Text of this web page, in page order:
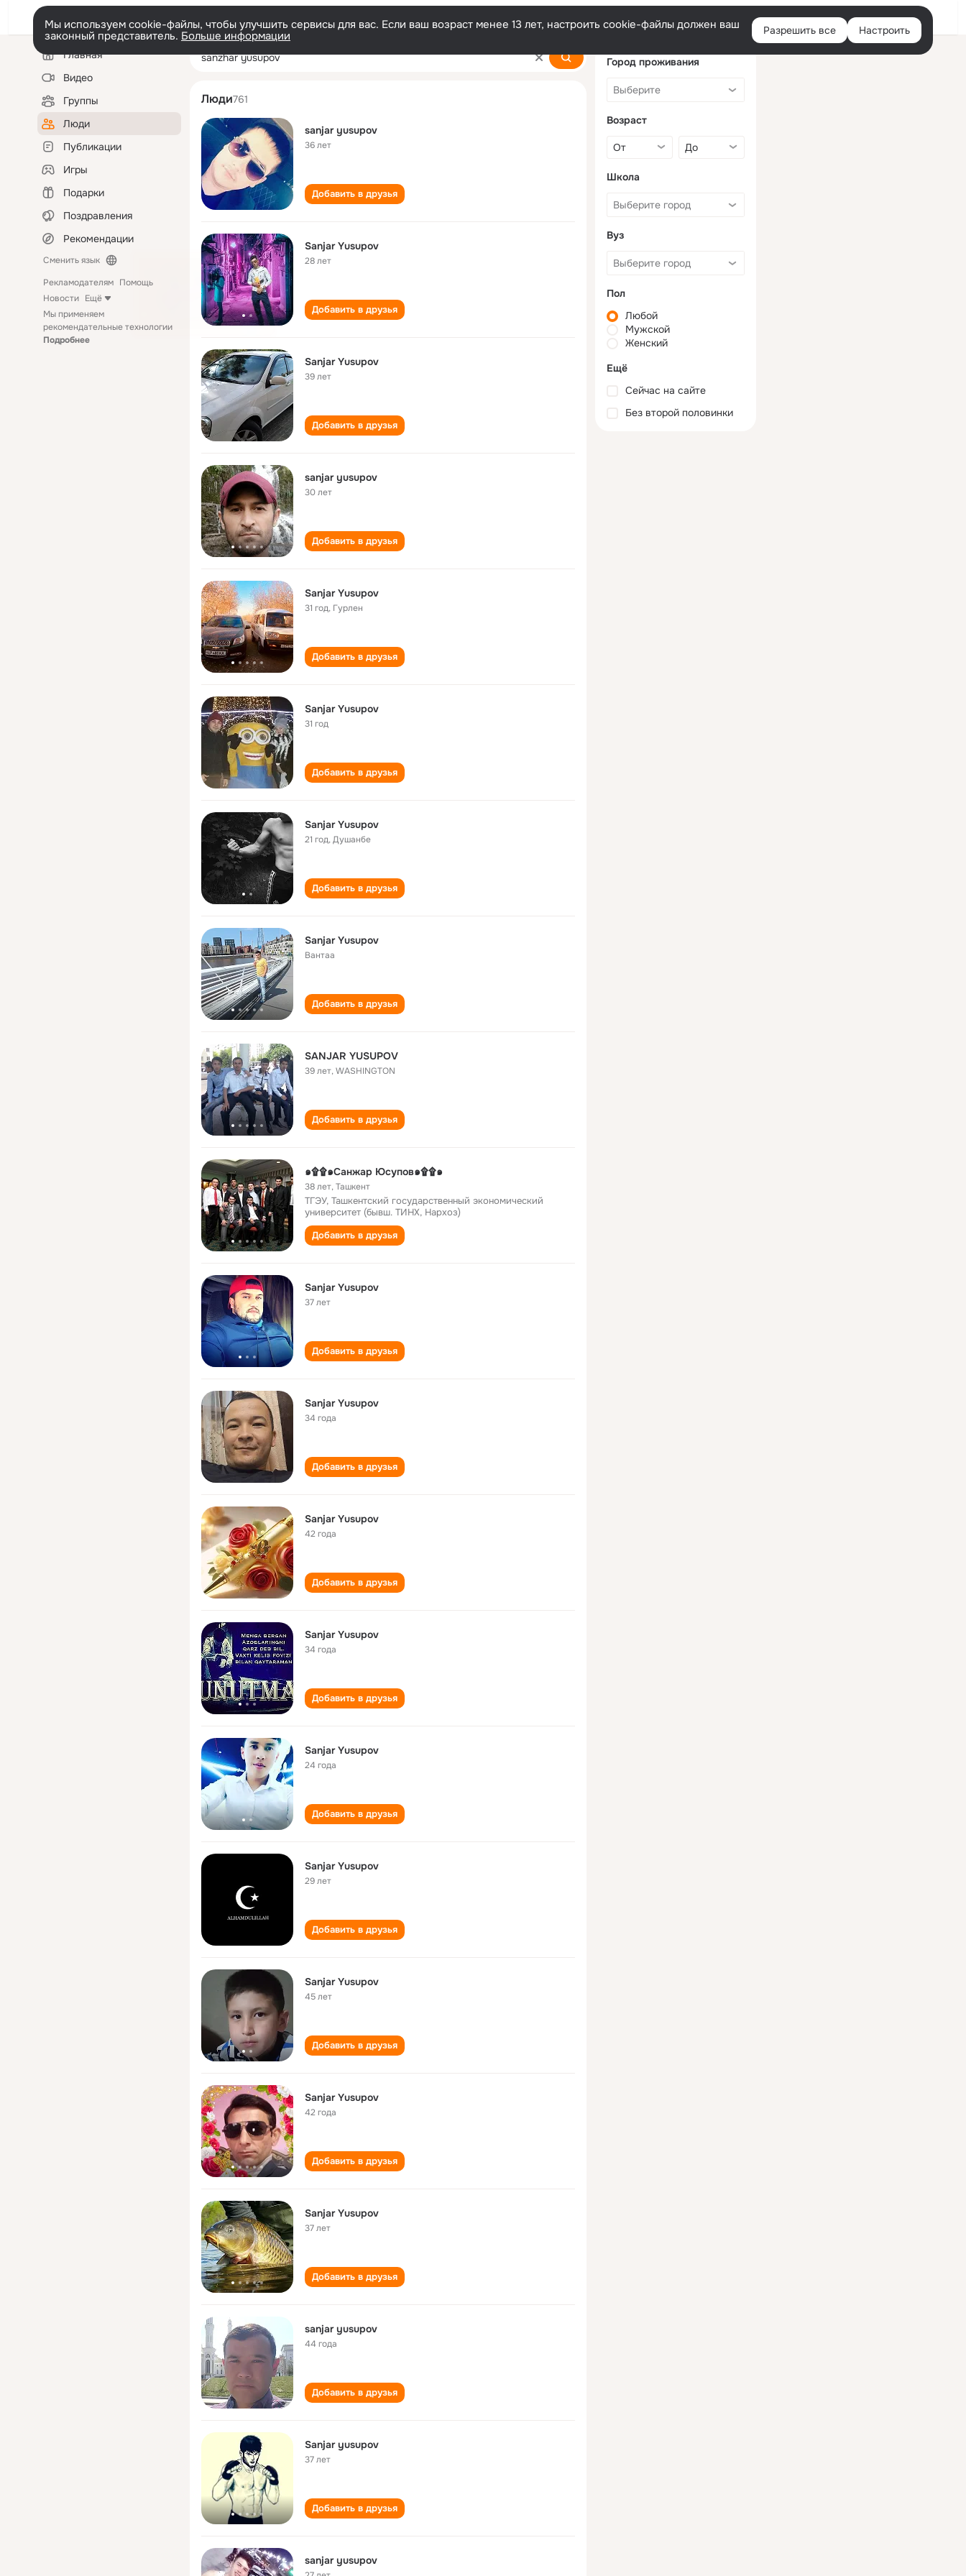
Войти
Мы используем cookie-файлы, чтобы улучшить сервисы для вас. Если ваш возраст менее 13 лет, настроить cookie-файлы должен ваш
законный представитель. Больше информации Разрешить все Настроить
Левая
колонкаГлавная
Видео
Группы
Люди
Публикации
Игры
Подарки
Поздравления
Рекомендации
Сменить язык
Рекламодателям Помощь
Новости Ещё
Мы применяем
рекомендательные технологии
Подробнее
sanzhar yusupov
Люди761
sanjar yusupov
36 лет
Добавить в друзья
Sanjar Yusupov
28 лет
Добавить в друзья
Sanjar Yusupov
39 лет
Добавить в друзья
sanjar yusupov
30 лет
Добавить в друзья
Sanjar Yusupov
31 год, Гурлен
Добавить в друзья
Sanjar Yusupov
31 год
Добавить в друзья
Sanjar Yusupov
21 год,Душанбе
Добавить в друзья
Sanjar Yusupov
Вантаа
Добавить в друзья
SANJAR YUSUPOV
39 лет,WASHINGTON
Добавить в друзья
๑۩۩๑Санжар Юсупов๑۩۩๑
38 лет,Ташкент
ТГЭУ, Ташкентский государственный экономический
университет (бывш. ТИНХ, Нархоз)
Добавить в друзья
Sanjar Yusupov
37 лет
Добавить в друзья
Sanjar Yusupov
34 года
Добавить в друзья
Sanjar Yusupov
42 года
Добавить в друзья
Sanjar Yusupov
34 года
Добавить в друзья
Sanjar Yusupov
24 года
Добавить в друзья
Sanjar Yusupov
29 лет
Добавить в друзья
Sanjar Yusupov
45 лет
Добавить в друзья
Sanjar Yusupov
42 года
Добавить в друзья
Sanjar Yusupov
37 лет
Добавить в друзья
sanjar yusupov
44 года
Добавить в друзья
Sanjar yusupov
37 лет
Добавить в друзья
sanjar yusupov
Город проживания
Возраст
Школа
Вуз
Пол
Любой
Мужской
Женский
Ещё
Сейчас на сайте
Без второй половинки